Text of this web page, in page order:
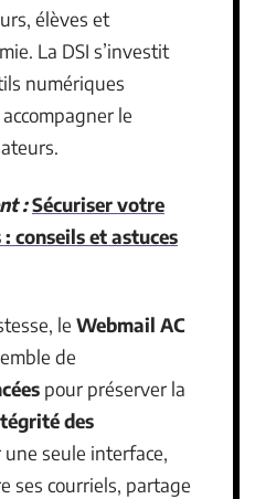
élèves et
La DSI s’investit
numériques
le
:Sécuriser votre
conseils et astuces
le Webmail AC
de
pour préserver la
des
une seule interface,
ses courriels, partage